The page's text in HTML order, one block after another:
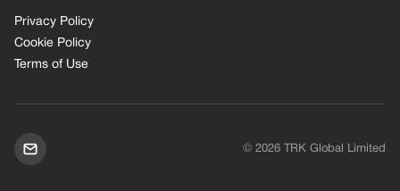
Privacy Policy
Cookie Policy
Terms of Use
© 2026 TRK Global Limited